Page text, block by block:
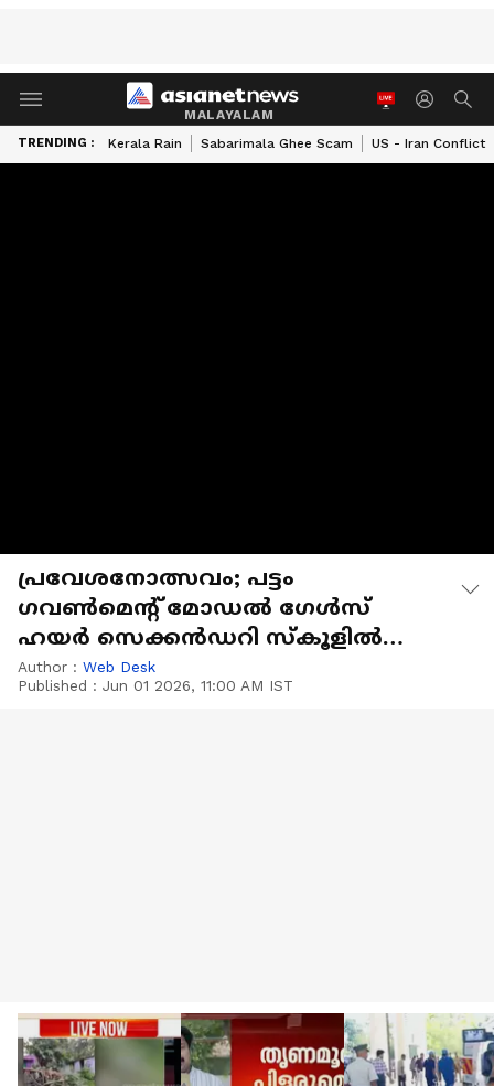
MALAYALAM
TRENDING : Kerala Rain Sabarimala Ghee Scam US - Iran Conflict
പ്രവേശനോത്സവം; പട്ടം
ഗവൺമെന്‍റ് മോഡൽ ഗേൾസ്
ഹയർ സെക്കൻഡറി സ്കൂളിൽ
വിദ്യാഭ്യാസ മന്ത്രി എത്തി
Author : Web Desk
Published : Jun 01 2026, 11:00 AM IST